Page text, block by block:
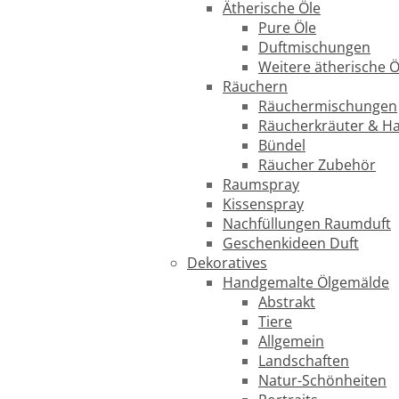
Ätherische Öle
Pure Öle
Duftmischungen
Weitere ätherische
Räuchern
Räuchermischungen
Räucherkräuter &
Bündel
Räucher Zubehör
Raumspray
Kissenspray
Nachfüllungen Raumduft
Geschenkideen Duft
Dekoratives
Handgemalte Ölgemälde
Abstrakt
Tiere
Allgemein
Landschaften
Natur-Schönheiten